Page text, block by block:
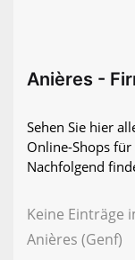
Anières -
Sehen Sie hier
Online-Shops für
Nachfolgend
Keine Einträge
Anières (Genf)